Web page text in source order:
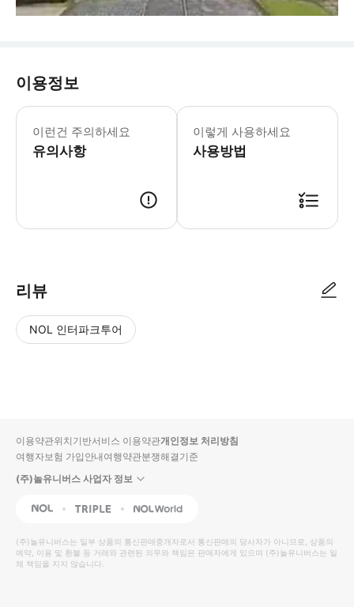
이용정보
이런건 주의하세요
유의사항
이렇게 사용하세요
사용방법
리뷰
NOL 인터파크투어
입니
다.
높
은
순
동
영
상
순
상
이용약관위치기반서비스 이용약관개인정보 처리방침
여행자보험 가입안내여행약관분쟁해결기준
(주)놀유니버스 사업자 정보
NOL Triple Interpark Global
(주)놀유니버스는 일부 상품의 통신판매중개자로서 통신판매의 당사자가 아니므로, 상품의
예약, 이용 및 환불 등 거래와 관련된 의무와 책임은 판매자에게 있으며 (주)놀유니버스는 일
체 책임을 지지 않습니다.